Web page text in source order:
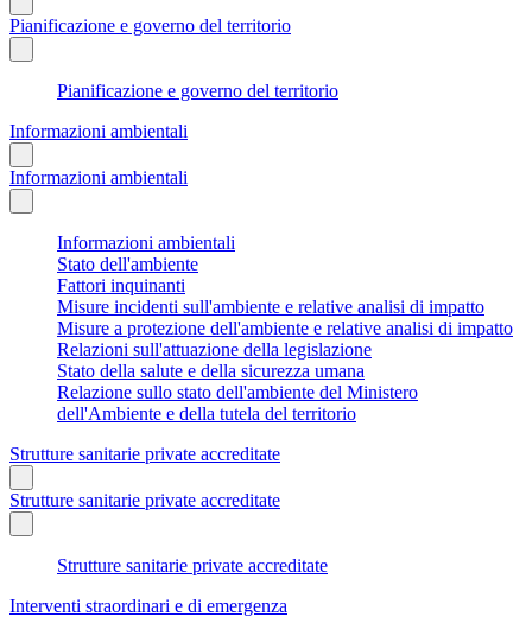
Pianificazione e governo del territorio
Pianificazione e governo del territorio
Informazioni ambientali
Informazioni ambientali
Informazioni ambientali
Stato dell'ambiente
Fattori inquinanti
Misure incidenti sull'ambiente e relative analisi di impatto
Misure a protezione dell'ambiente e relative analisi di impatto
Relazioni sull'attuazione della legislazione
Stato della salute e della sicurezza umana
Relazione sullo stato dell'ambiente del Ministero
dell'Ambiente e della tutela del territorio
Strutture sanitarie private accreditate
Strutture sanitarie private accreditate
Strutture sanitarie private accreditate
Interventi straordinari e di emergenza